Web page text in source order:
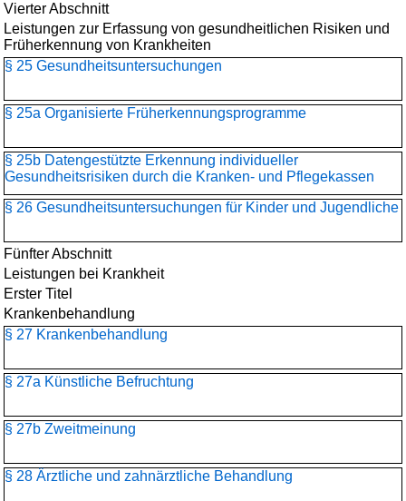
Vierter Abschnitt
Leistungen zur Erfassung von gesundheitlichen Risiken und
Früherkennung von Krankheiten
§ 25 Gesundheitsuntersuchungen
§ 25a Organisierte Früherkennungsprogramme
§ 25b Datengestützte Erkennung individueller
Gesundheitsrisiken durch die Kranken- und Pflegekassen
§ 26 Gesundheitsuntersuchungen für Kinder und Jugendliche
Fünfter Abschnitt
Leistungen bei Krankheit
Erster Titel
Krankenbehandlung
§ 27 Krankenbehandlung
§ 27a Künstliche Befruchtung
§ 27b Zweitmeinung
§ 28 Ärztliche und zahnärztliche Behandlung